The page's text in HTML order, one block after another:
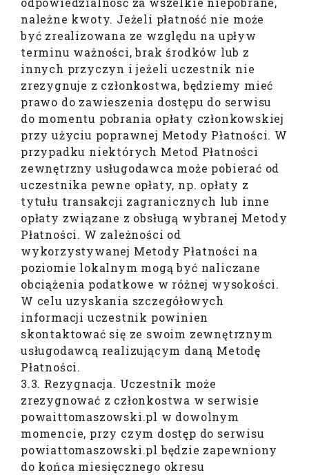
należne kwoty. Jeżeli płatność nie może
być zrealizowana ze względu na upływ
terminu ważności, brak środków lub z
innych przyczyn i jeżeli uczestnik nie
zrezygnuje z członkostwa, będziemy mieć
prawo do zawieszenia dostępu do serwisu
do momentu pobrania opłaty członkowskiej
przy użyciu poprawnej Metody Płatności. W
przypadku niektórych Metod Płatności
zewnętrzny usługodawca może pobierać od
uczestnika pewne opłaty, np. opłaty z
tytułu transakcji zagranicznych lub inne
opłaty związane z obsługą wybranej Metody
Płatności. W zależności od
wykorzystywanej Metody Płatności na
poziomie lokalnym mogą być naliczane
obciążenia podatkowe w różnej wysokości.
W celu uzyskania szczegółowych
informacji uczestnik powinien
skontaktować się ze swoim zewnętrznym
usługodawcą realizującym daną Metodę
Płatności.
3.3. Rezygnacja. Uczestnik może
zrezygnować z członkostwa w serwisie
powaittomaszowski.pl w dowolnym
momencie, przy czym dostęp do serwisu
powiattomaszowski.pl będzie zapewniony
do końca miesięcznego okresu